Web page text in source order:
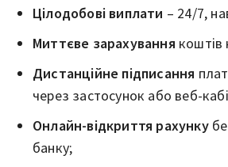
Цілодобові виплати – 24/7,
Миттєве зарахування коштів
Дистанційне підписання
через застосунок або веб-
Онлайн-відкриття рахунку
банку;